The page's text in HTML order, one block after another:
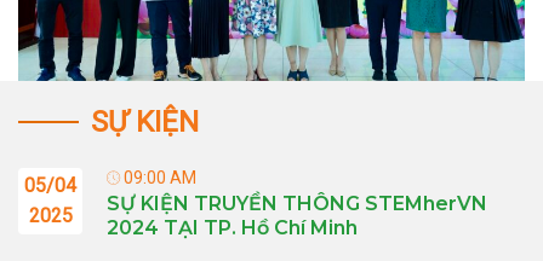
SỰ KIỆN
05/04
2025
09:00 AM
SỰ KIỆN TRUYỀN THÔNG STEMherVN
2024 TẠI TP. Hồ Chí Minh